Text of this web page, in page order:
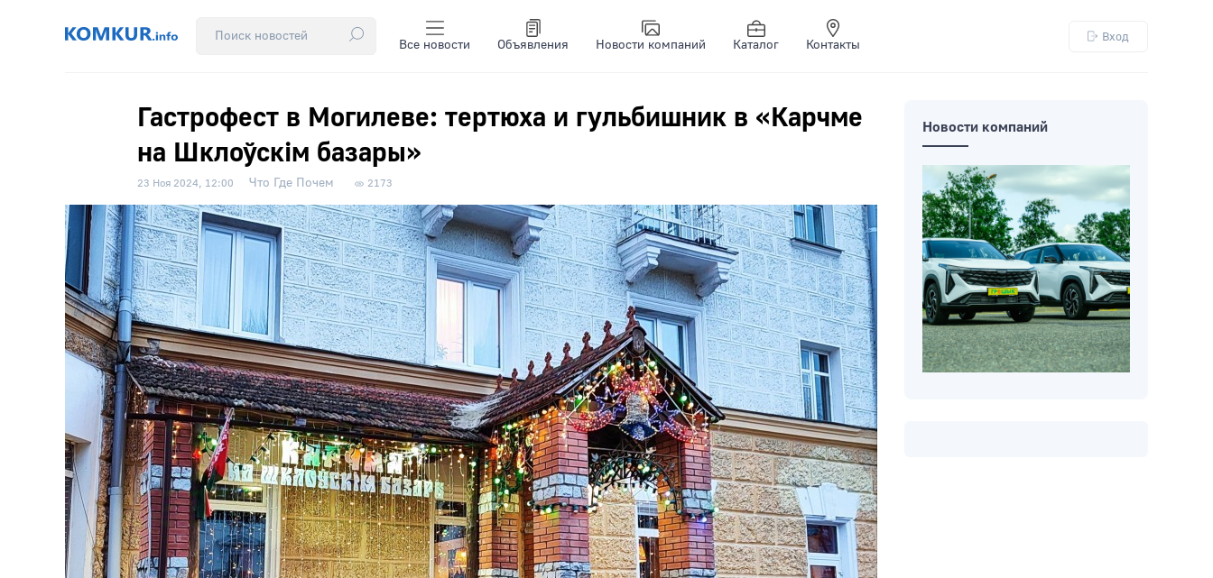
Все новости Объявления Новости компаний Каталог Контакты
Вход
Гастрофест в Могилеве: тертюха и гульбишник в «Карчме
на Шклоўскiм базары»
23 Ноя 2024, 12:00 Что Где Почем 2173
Новости компаний